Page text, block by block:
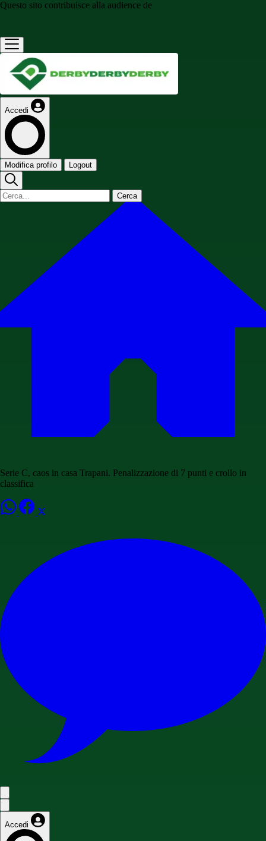
Questo sito contribuisce alla audience de
Accedi
Modifica profilo Logout
Cerca
Serie C, caos in casa Trapani. Penalizzazione di 7 punti e crollo in
classifica
Accedi